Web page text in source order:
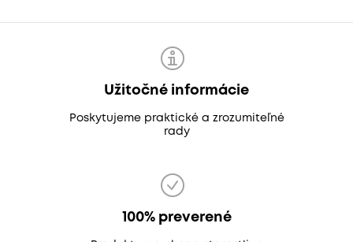
Užitočné informácie
Poskytujeme praktické a zrozumiteľné
rady
100% preverené